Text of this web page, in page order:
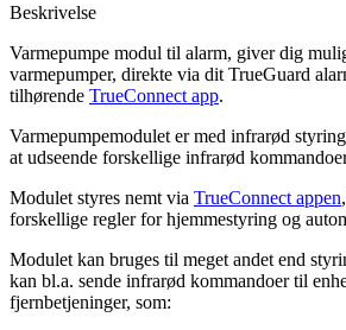
Beskrivelse
Varmepumpe modul til alarm, giver dig
varmepumper, direkte via dit TrueGuard
tilhørende TrueConnect app.
Varmepumpemodulet er med infrarød
at udseende forskellige infrarød
Modulet styres nemt via TrueConnect appen
forskellige regler for hjemmestyring og
Modulet kan bruges til meget andet end
kan bl.a. sende infrarød kommandoer til
fjernbetjeninger, som: